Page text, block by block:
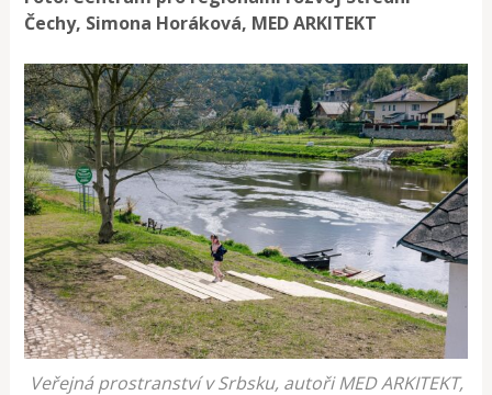
Čechy, Simona Horáková, MED ARKITEKT
Veřejná prostranství v Srbsku, autoři MED ARKITEKT,